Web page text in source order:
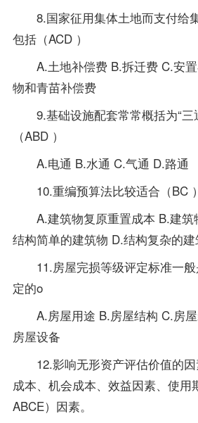
8.国家征用集体土地而支付给
包括（ACD ）
A.土地补偿费 B.拆迁费 C.安置
物和青苗补偿费
9.基础设施配套常常概括为“三
（ABD ）
A.电通 B.水通 C.气通 D.路通
10.重编预算法比较适合（BC ）
A.建筑物复原重置成本 B.建筑
结构简单的建筑物 D.结构复杂的建
11.房屋完损等级评定标准一般
定的o
A.房屋用途 B.房屋结构 C.房屋
房屋设备
12.影响无形资产评估价值的因
成本、机会成本、效益因素、使用
ABCE）因素。